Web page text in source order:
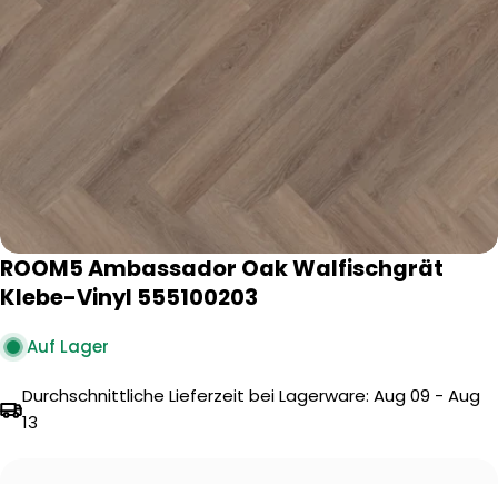
Sie das Medium 0 im Modalformat
ROOM5 Ambassador Oak Walfischgrät
Klebe-Vinyl 555100203
Auf Lager
Durchschnittliche Lieferzeit bei Lagerware: Aug 09 - Aug
13